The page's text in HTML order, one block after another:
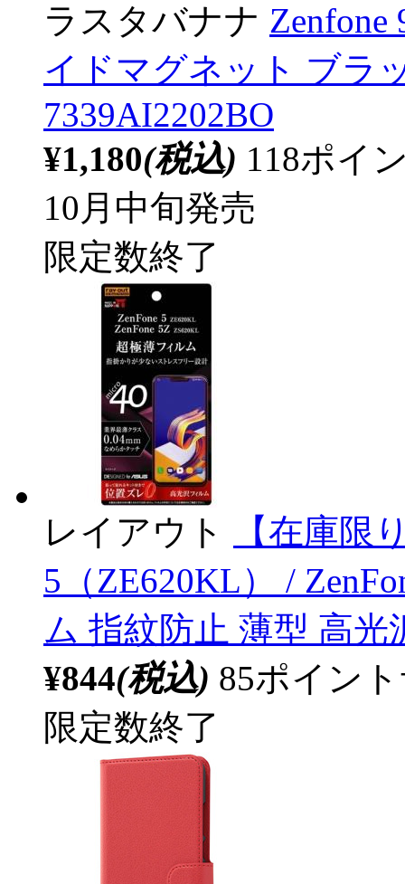
ラスタバナナ
イドマグネット ブラ
7339AI2202BO
¥1,180(税込) 118ポイ
10月中旬発売
限定数終了
レイアウト
【在庫限
5（ZE620KL） /
ム 指紋防止 薄型 高光
¥844(税込) 85ポイン
限定数終了